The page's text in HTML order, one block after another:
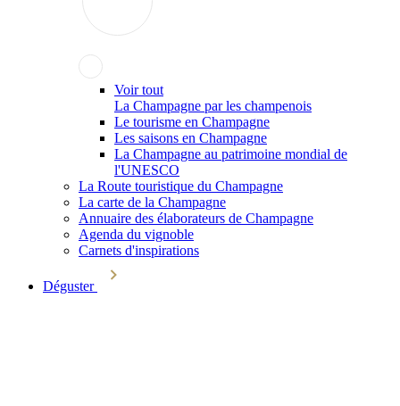
Voir tout
La Champagne par les champenois
Le tourisme en Champagne
Les saisons en Champagne
La Champagne au patrimoine mondial de
l'UNESCO
La Route touristique du Champagne
La carte de la Champagne
Annuaire des élaborateurs de Champagne
Agenda du vignoble
Carnets d'inspirations
Déguster